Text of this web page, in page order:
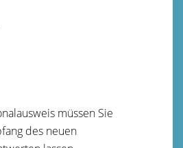
müssen Sie
des neuen